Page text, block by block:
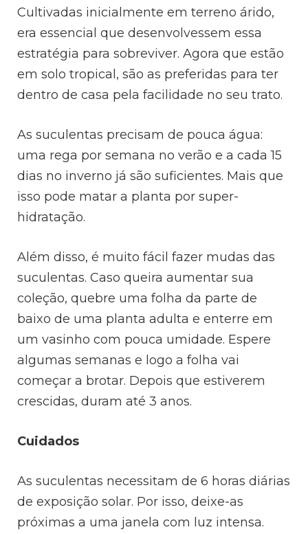
Cultivadas inicialmente em terreno árido,
era essencial que desenvolvessem essa
estratégia para sobreviver. Agora que estão
em solo tropical, são as preferidas para ter
dentro de casa pela facilidade no seu trato.
As suculentas precisam de pouca água:
uma rega por semana no verão e a cada 15
dias no inverno já são suficientes. Mais que
isso pode matar a planta por super-
hidratação.
Além disso, é muito fácil fazer mudas das
suculentas. Caso queira aumentar sua
coleção, quebre uma folha da parte de
baixo de uma planta adulta e enterre em
um vasinho com pouca umidade. Espere
algumas semanas e logo a folha vai
começar a brotar. Depois que estiverem
crescidas, duram até 3 anos.
Cuidados
As suculentas necessitam de 6 horas diárias
de exposição solar. Por isso, deixe-as
próximas a uma janela com luz intensa.